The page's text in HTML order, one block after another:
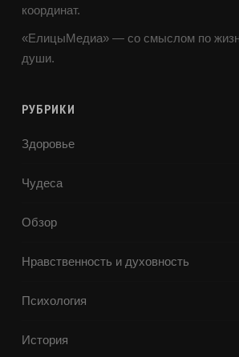
координат.
«ЕлицыМедиа» — со смыслом по
души.
РУБРИКИ
Здоровье
Чудеса
Обзор
Нравственность и духовность
Психология
История